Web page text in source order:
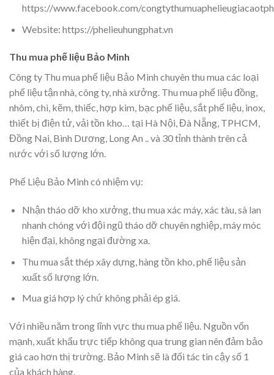
https://www.facebook.com/
Website: https://phelieuhungphat.vn
Thu mua phế liệu Bảo Minh
Công ty Thu mua phế liệu Bảo Minh chuyên thu mua các loại
phế liệu tận nhà, công ty, nhà xưởng. Thu mua phế liệu đồng,
nhôm, chì, kẽm, thiếc, hợp kim, bạc phế liệu, sắt phế liệu, inox,
thiết bị điện tử, vải tồn kho… tại Hà Nội, Đà Nẵng, TPHCM,
Đồng Nai, Bình Dương, Long An .. và 30 tỉnh thành trên cả
nước với số lượng lớn.
Phế Liệu Bảo Minh có nhiệm vụ:
Nhận tháo dỡ kho xưởng, thu mua xác máy, xác tàu, sà lan
nhanh chóng với đội ngũ tháo dỡ chuyên nghiệp, máy móc
hiện đại, không ngại đường xa.
Thu mua sắt thép xây dựng, hàng tồn kho, phế liệu sản
xuất số lượng lớn.
Mua giá hợp lý chứ không phải ép giá.
Với nhiều năm trong lĩnh vực thu mua phế liệu. Nguồn vốn
mạnh, xuất khẩu trực tiếp không qua trung gian nên đảm bảo
giá cao hơn thị trường. Bảo Minh sẽ là đối tác tin cậy số 1
của khách hàng.